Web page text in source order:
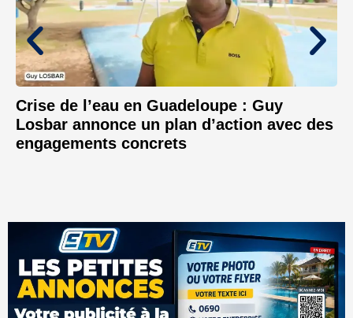
Crise de l’eau en Guadeloupe : Guy
Losbar annonce un plan d’action avec des
engagements concrets